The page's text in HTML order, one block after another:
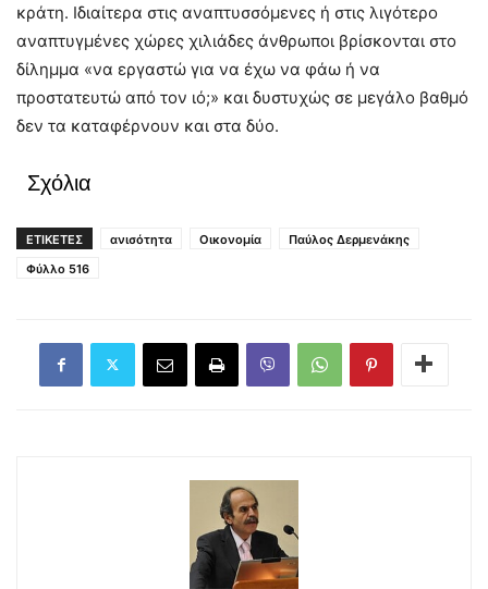
κράτη. Ιδιαίτερα στις αναπτυσσόμενες ή στις λιγότερο
αναπτυγμένες χώρες χιλιάδες άνθρωποι βρίσκονται στο
δίλημμα «να εργαστώ για να έχω να φάω ή να
προστατευτώ από τον ιό;» και δυστυχώς σε μεγάλο βαθμό
δεν τα καταφέρνουν και στα δύο.
Σχόλια
ΕΤΙΚΕΤΕΣ ανισότητα Οικονομία
Παύλος Δερμενάκης
Φύλλο 516